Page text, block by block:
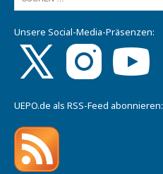
Unsere Social-Media-Präsenzen:
UEPO.de als RSS-Feed abonnieren: